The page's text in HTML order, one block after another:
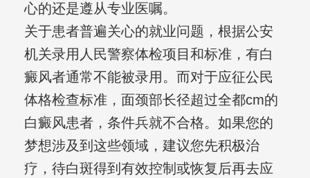
心的还是遵从专业医嘱。
关于患者普遍关心的就业问题，根据公安
机关录用人民警察体检项目和标准，有白
癜风者通常不能被录用。而对于应征公民
体格检查标准，面颈部长径超过全都cm的
白癜风患者，条件兵就不合格。如果您的
梦想涉及到这些领域，建议您先积极治
疗，待白斑得到有效控制或恢复后再去应